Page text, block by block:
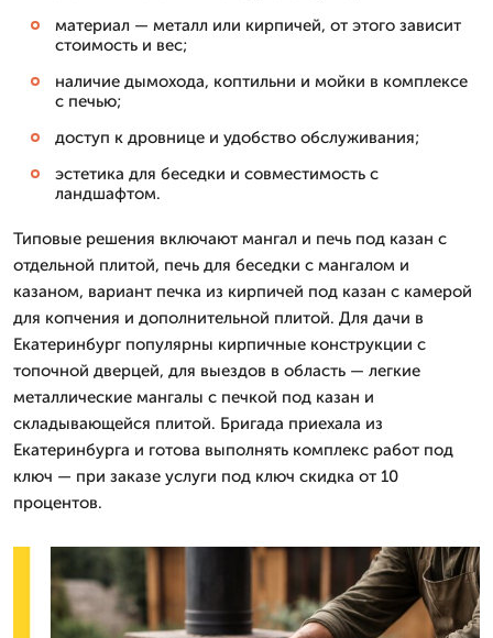
материал — металл или кирпичей, от этого зависит
стоимость и вес;
наличие дымохода, коптильни и мойки в комплексе
с печью;
доступ к дровнице и удобство обслуживания;
эстетика для беседки и совместимость с
ландшафтом.
Типовые решения включают мангал и печь под казан с
отдельной плитой, печь для беседки с мангалом и
казаном, вариант печка из кирпичей под казан с камерой
для копчения и дополнительной плитой. Для дачи в
Екатеринбург популярны кирпичные конструкции с
топочной дверцей, для выездов в область — легкие
металлические мангалы с печкой под казан и
складывающейся плитой. Бригада приехала из
Екатеринбурга и готова выполнять комплекс работ под
ключ — при заказе услуги под ключ скидка от 10
процентов.